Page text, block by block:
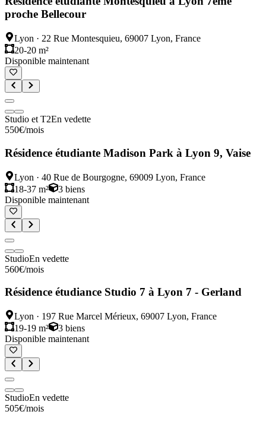
proche Bellecour
Lyon · 22 Rue Montesquieu, 69007 Lyon, France
20-20 m²
Disponible maintenant
Studio et T2En vedette
550€/mois
Résidence étudiante Madison Park à Lyon 9, Vaise
Lyon · 40 Rue de Bourgogne, 69009 Lyon, France
18-37 m²
3 biens
Disponible maintenant
StudioEn vedette
560€/mois
Résidence étudiance Studio 7 à Lyon 7 - Gerland
Lyon · 197 Rue Marcel Mérieux, 69007 Lyon, France
19-19 m²
3 biens
Disponible maintenant
StudioEn vedette
505€/mois